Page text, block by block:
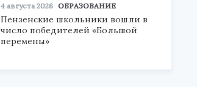
4 августа 2026 ОБРАЗОВАНИЕ
Пензенские школьники вошли в
число победителей «Большой
перемены»